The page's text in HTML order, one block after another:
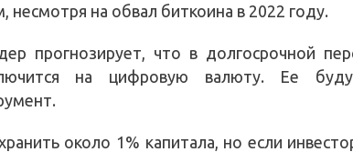
несмотря на обвал биткоина в 2022 году.
прогнозирует, что в долгосрочной
на цифровую валюту. Ее
около 1% капитала, но если